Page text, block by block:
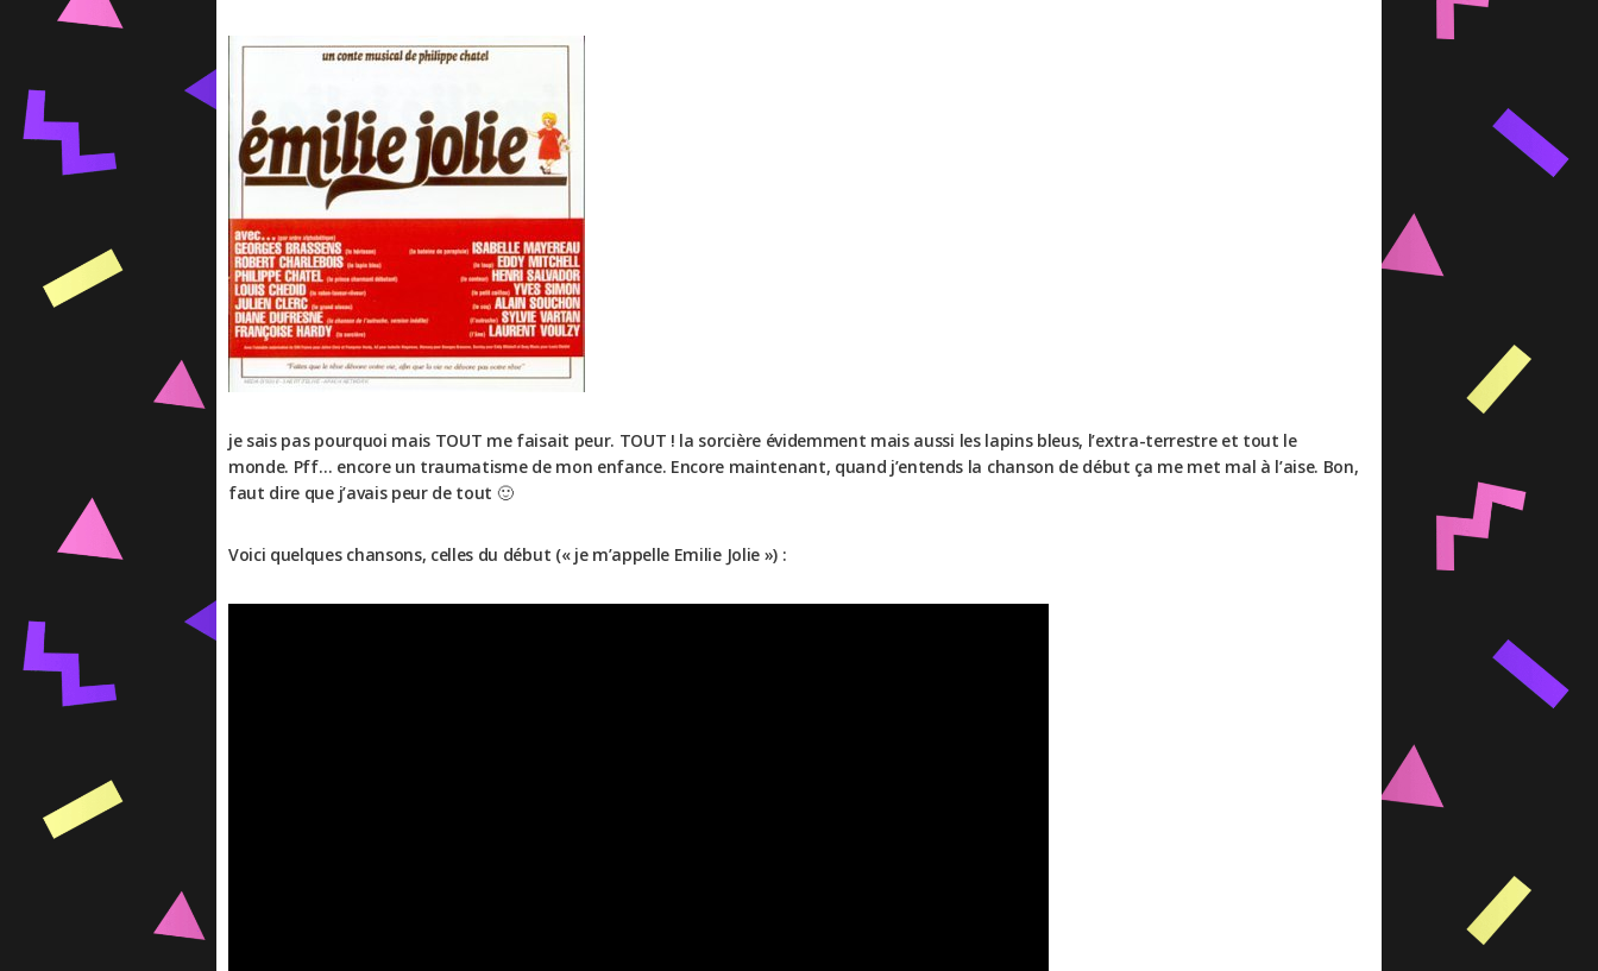
je sais pas pourquoi mais TOUT me faisait peur. TOUT ! la sorcière évidemment mais aussi les lapins bleus, l’extra-terrestre et tout le
monde. Pff… encore un traumatisme de mon enfance. Encore maintenant, quand j’entends la chanson de début ça me met mal à l’aise. Bon,
faut dire que j’avais peur de tout 🙂
Voici quelques chansons, celles du début (« je m’appelle Emilie Jolie ») :